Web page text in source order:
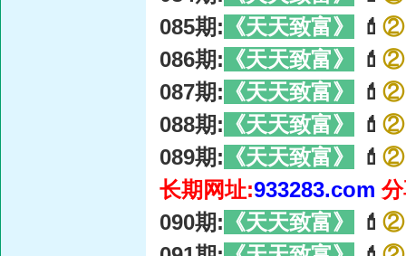
085期: 《天天致富》 💄 ②
086期: 《天天致富》 💄 ②
087期: 《天天致富》 💄 ②
088期: 《天天致富》 💄 ②
089期: 《天天致富》 💄 ②
长期网址:933283.com
090期: 《天天致富》 💄 ②